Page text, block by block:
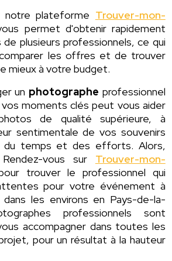
notre plateforme Trouver-mon-
permet d'obtenir rapidement
plusieurs professionnels, ce qui
les offres et de trouver
mieux à votre budget.
un photographe professionnel
moments clés peut vous aider
de qualité supérieure, à
sentimentale de vos souvenirs
du temps et des efforts. Alors,
vous sur Trouver-mon-
trouver le professionnel qui
pour votre événement à
les environs en Pays-de-la-
professionnels sont
accompagner dans toutes les
pour un résultat à la hauteur